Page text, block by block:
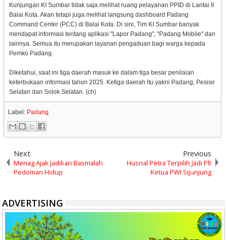
Kunjungan KI Sumbar tidak saja melihat ruang pelayanan PPID di Lantai II
Balai Kota. Akan tetapi juga melihat langsung dashboard Padang
Command Center (PCC) di Balai Kota. Di sini, Tim KI Sumbar banyak
mendapat informasi tentang aplikasi "Lapor Padang", "Padang Mobile" dan
lainnya. Semua itu merupakan layanan pengaduan bagi warga kepada
Pemko Padang.
Diketahui, saat ini tiga daerah masuk ke dalam tiga besar penilaian
keterbukaan informasi tahun 2025. Ketiga daerah itu yakni Padang, Pesisir
Selatan dan Solok Selatan. (ch)
Label: Padang
Next
Menag Ajak Jadikan Basmalah
Pedoman Hidup
Previous
Husnal Petra Terpilih Jadi Plt
Ketua PWI Sijunjung
ADVERTISING